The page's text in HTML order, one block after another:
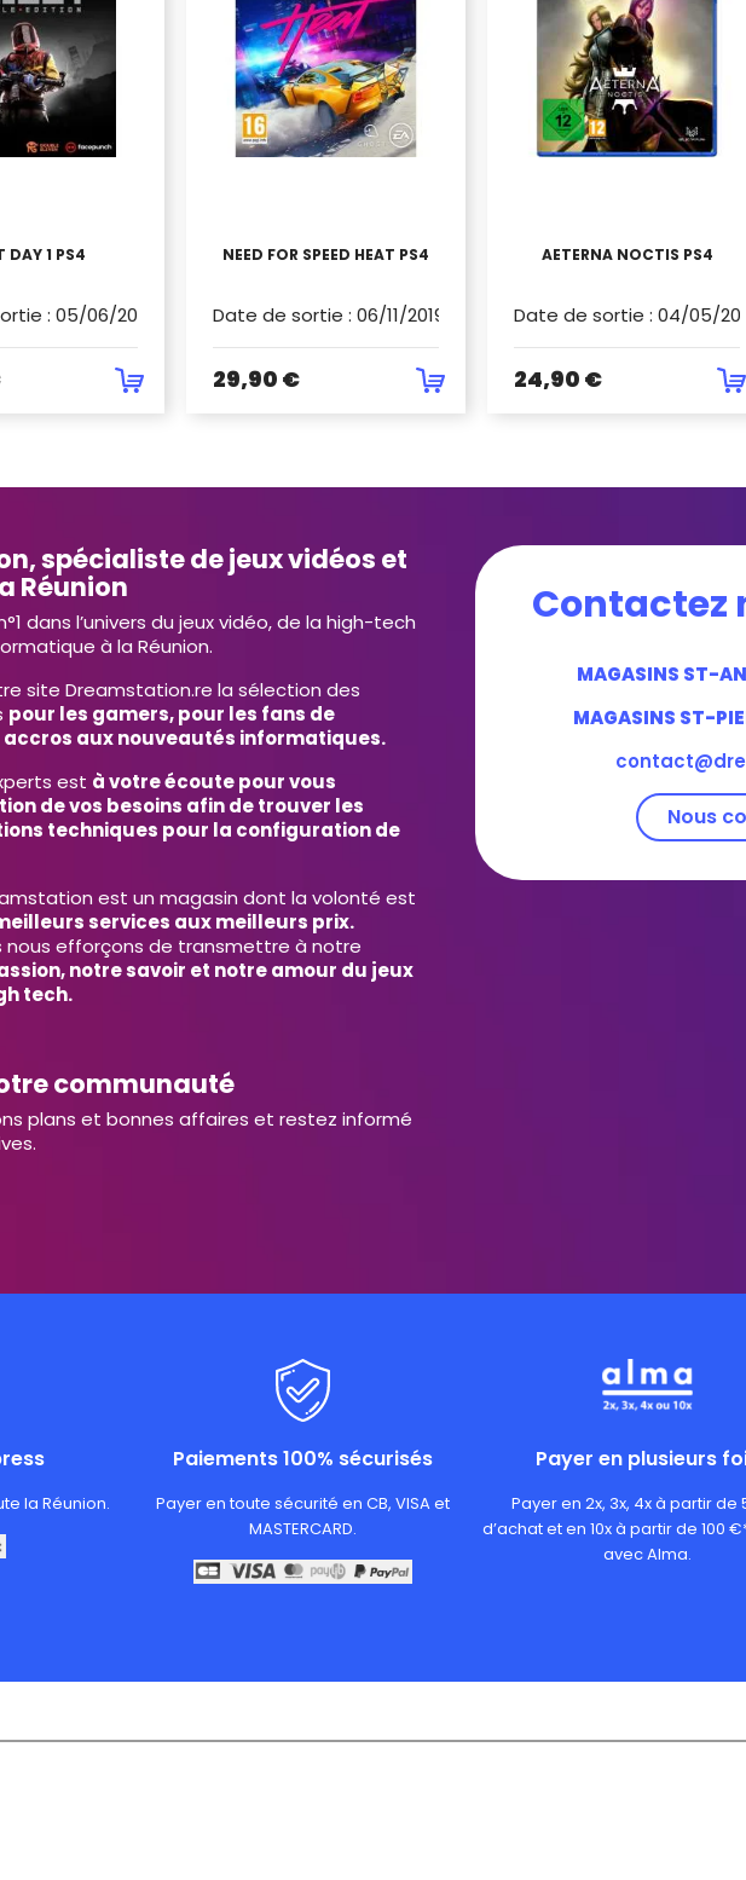
DAY 1 PS4
: 05/06/2021
NEED FOR SPEED HEAT PS4
Date de sortie : 06/11/2019
29,90 €
AETERNA NOCTIS PS4
Date de sortie : 04/05/
24,90 €
spécialiste de jeux vidéos et
Réunion
dans l’univers du jeux vidéo, de la high-tech
à la Réunion.
site Dreamstation.re la sélection des
pour les gamers, pour les fans de
aux nouveautés informatiques.
est à votre écoute pour vous
de vos besoins afin de trouver les
techniques pour la configuration de
est un magasin dont la volonté est
services aux meilleurs prix.
nous efforçons de transmettre à notre
notre savoir et notre amour du jeux
tech.
communauté
plans et bonnes affaires et restez informé
Contactez
MAGASINS ST-
MAGASINS ST-
Nous
la Réunion.
Paiements 100% sécurisés
Payer en toute sécurité en CB, VISA et
MASTERCARD.
Payer en plusieurs
Payer en 2x, 3x, 4x à partir de
d’achat et en 10x à partir de 100
avec Alma.